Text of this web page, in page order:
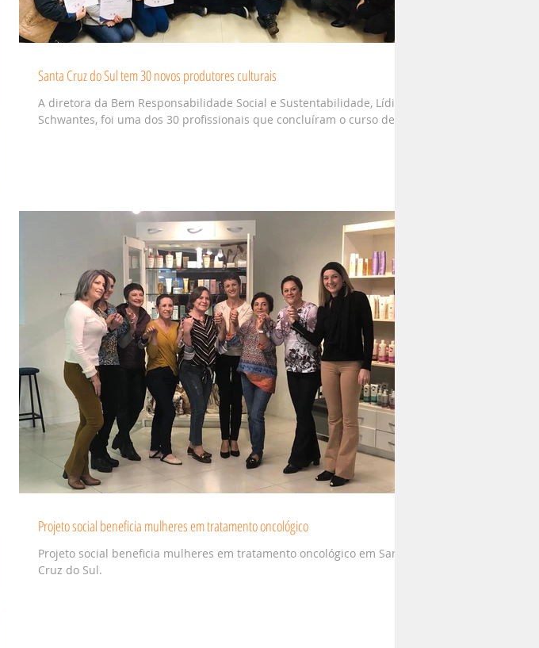
Santa Cruz do Sul tem 30 novos produtores culturais
A diretora da Bem Responsabilidade Social e Sustentabilidade, Lídia
Schwantes, foi uma dos 30 profissionais que concluíram o curso de...
Projeto social beneficia mulheres em tratamento oncológico
Projeto social beneficia mulheres em tratamento oncológico em Santa
Cruz do Sul.